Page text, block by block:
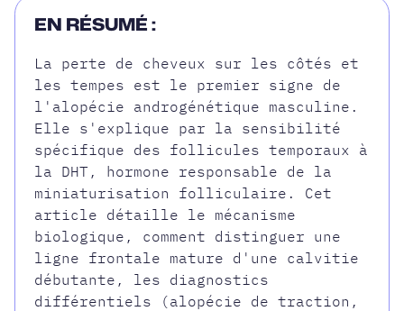
EN RÉSUMÉ :
La perte de cheveux sur les côtés et
les tempes est le premier signe de
l'alopécie androgénétique masculine.
Elle s'explique par la sensibilité
spécifique des follicules temporaux à
la DHT, hormone responsable de la
miniaturisation folliculaire. Cet
article détaille le mécanisme
biologique, comment distinguer une
ligne frontale mature d'une calvitie
débutante, les diagnostics
différentiels (alopécie de traction,